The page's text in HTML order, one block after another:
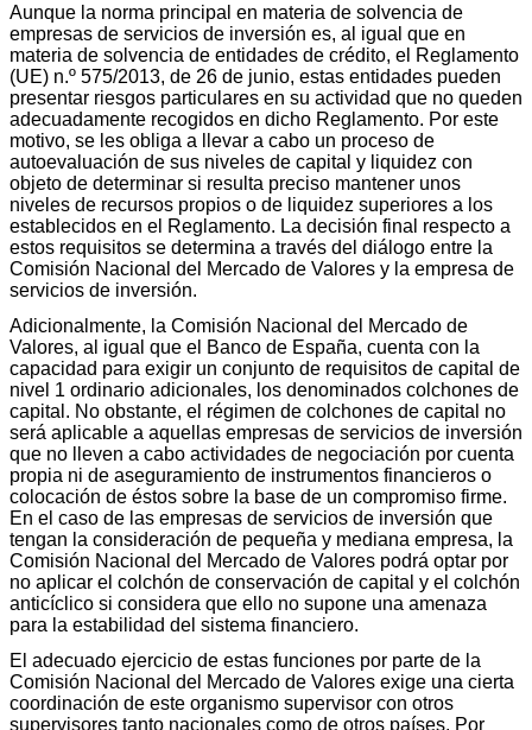
Aunque la norma principal en materia de solvencia de
empresas de servicios de inversión es, al igual que en
materia de solvencia de entidades de crédito, el Reglamento
(UE) n.º 575/2013, de 26 de junio, estas entidades pueden
presentar riesgos particulares en su actividad que no queden
adecuadamente recogidos en dicho Reglamento. Por este
motivo, se les obliga a llevar a cabo un proceso de
autoevaluación de sus niveles de capital y liquidez con
objeto de determinar si resulta preciso mantener unos
niveles de recursos propios o de liquidez superiores a los
establecidos en el Reglamento. La decisión final respecto a
estos requisitos se determina a través del diálogo entre la
Comisión Nacional del Mercado de Valores y la empresa de
servicios de inversión.
Adicionalmente, la Comisión Nacional del Mercado de
Valores, al igual que el Banco de España, cuenta con la
capacidad para exigir un conjunto de requisitos de capital de
nivel 1 ordinario adicionales, los denominados colchones de
capital. No obstante, el régimen de colchones de capital no
será aplicable a aquellas empresas de servicios de inversión
que no lleven a cabo actividades de negociación por cuenta
propia ni de aseguramiento de instrumentos financieros o
colocación de éstos sobre la base de un compromiso firme.
En el caso de las empresas de servicios de inversión que
tengan la consideración de pequeña y mediana empresa, la
Comisión Nacional del Mercado de Valores podrá optar por
no aplicar el colchón de conservación de capital y el colchón
anticíclico si considera que ello no supone una amenaza
para la estabilidad del sistema financiero.
El adecuado ejercicio de estas funciones por parte de la
Comisión Nacional del Mercado de Valores exige una cierta
coordinación de este organismo supervisor con otros
supervisores tanto nacionales como de otros países. Por